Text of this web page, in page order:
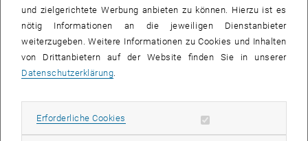
vlnr. Robert Punzenberger, Univ.Prof. Oliver Englhardt und Univ.Prof.
Gerald Schweiger
vlnr. Robert Punzenberger, Univ.Prof. Oliver Englhardt und Univ.Prof.
und zielgerichtete Werbung anbieten zu können. Hierzu ist es
nötig Informationen an die jeweiligen Dienstanbieter
weiterzugeben. Weitere Informationen zu Cookies und Inhalten
von Drittanbietern auf der Website finden Sie in unserer
Datenschutzerklärung
Erforderliche Cookies Erforderliche Cookies zulassen